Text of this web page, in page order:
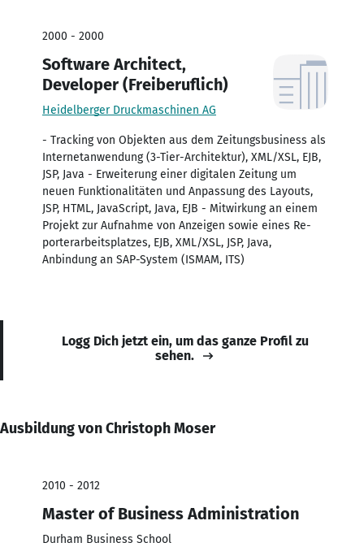
2000 - 2000
Software Architect,
Developer (Freiberuflich)
Heidelberger Druckmaschinen AG
- Tracking von Objekten aus dem Zeitungsbusiness als
Internetanwendung (3-Tier-Architektur), XML/XSL, EJB,
JSP, Java - Erweiterung einer digitalen Zeitung um
neuen Funktionalitäten und Anpassung des Layouts,
JSP, HTML, JavaScript, Java, EJB - Mitwirkung an einem
Projekt zur Aufnahme von Anzeigen sowie eines Re-
porterarbeitsplatzes, EJB, XML/XSL, JSP, Java,
Anbindung an SAP-System (ISMAM, ITS)
Logg Dich jetzt ein, um das ganze Profil zu
sehen.
Ausbildung von Christoph Moser
2010 - 2012
Master of Business Administration
Durham Business School